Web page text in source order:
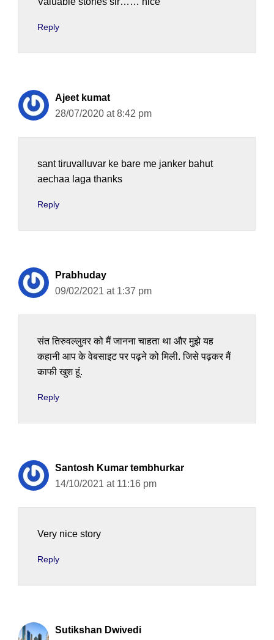
Reply
Ajeet kumat
28/07/2020 at 8:42 pm
sant tiruvalluvar ke bare me janker bahut
aechaa laga thanks
Reply
Prabhuday
09/02/2021 at 1:37 pm
संत तिरुवल्लुवर को मैं जानना चाहता था और मुझे यह
कहानी आप के वेबसाइट पर पढ़ने को मिली. जिसे पढ़कर मैं
काफी खुश हूं.
Reply
Santosh Kumar tembhurkar
14/10/2021 at 11:16 pm
Very nice story
Reply
Sutikshan Dwivedi